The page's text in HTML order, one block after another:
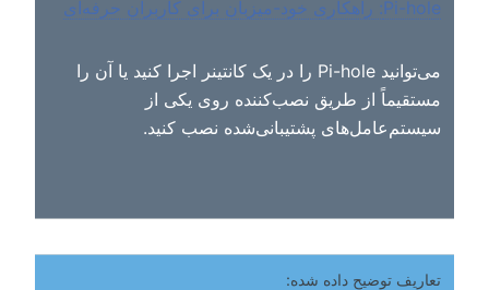
Pi-hole: راهکاری خود-میزبان برای کاربران حرفه‌ای
می‌توانید Pi-hole را در یک کانتینر اجرا کنید یا آن را
مستقیماً از طریق نصب‌کننده روی یکی از
سیستم‌عامل‌های پشتیبانی‌شده نصب کنید.
تعاریف توضیح داده شده: